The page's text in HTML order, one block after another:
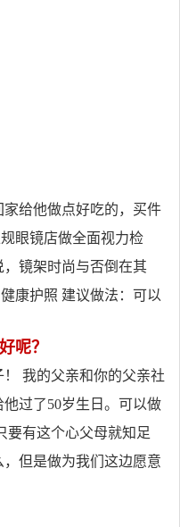
给他做点好吃的，买件
眼镜店做全面视力检
镜架时尚与否倒在其
康护照 建议做法：可以
呢？
我的父亲和你的父亲社
过了50岁生日。可以做
要有这个心父母就知足
但是做为我们这边愿意